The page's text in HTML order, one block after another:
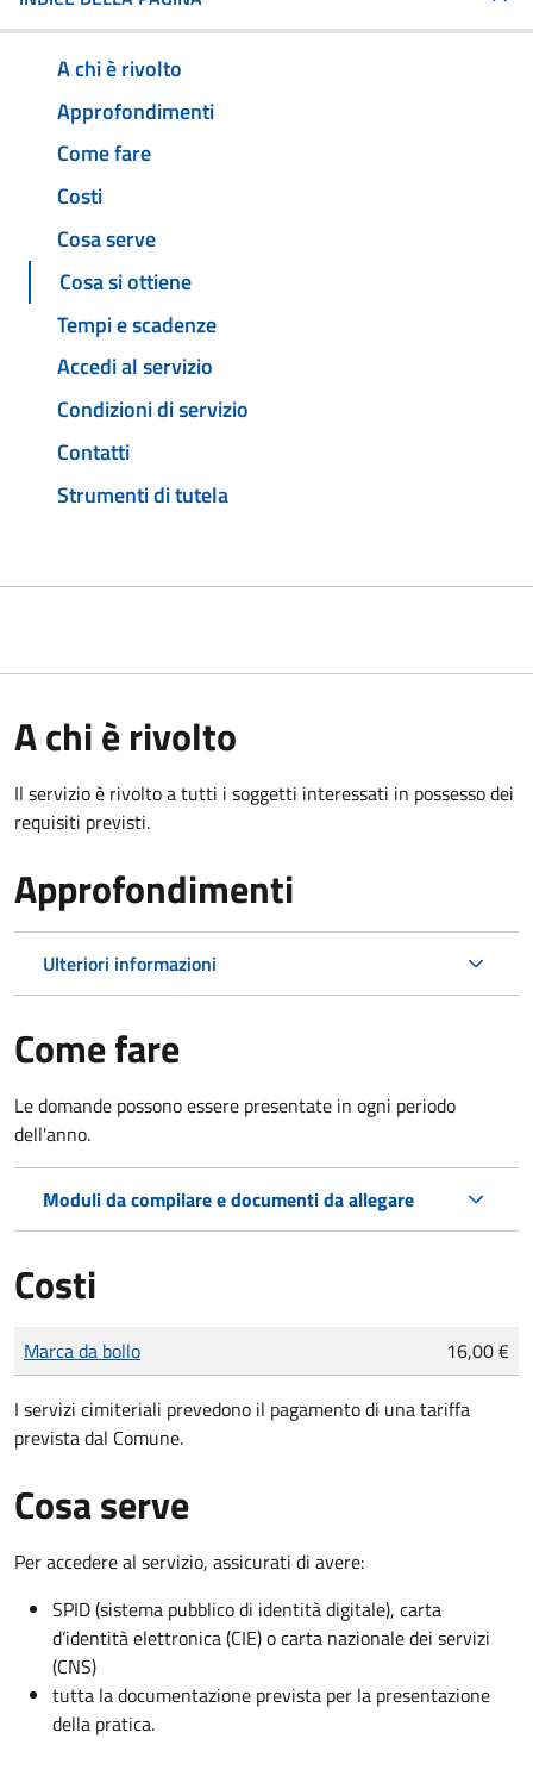
A chi è rivolto
Approfondimenti
Come fare
Costi
Cosa serve
Cosa si ottiene
Tempi e scadenze
Accedi al servizio
Condizioni di servizio
Contatti
Strumenti di tutela
A chi è rivolto
Il servizio è rivolto a tutti i soggetti interessati in possesso dei
requisiti previsti.
Approfondimenti
Ulteriori informazioni
Come fare
Le domande possono essere presentate in ogni periodo
dell'anno.
Moduli da compilare e documenti da allegare
Costi
Tipo di pagamento
Importo
Marca da bollo 16,00 €
I servizi cimiteriali prevedono il pagamento di una tariffa
prevista dal Comune.
Cosa serve
Per accedere al servizio, assicurati di avere:
SPID (sistema pubblico di identità digitale), carta
d’identità elettronica (CIE) o carta nazionale dei servizi
(CNS)
tutta la documentazione prevista per la presentazione
della pratica.